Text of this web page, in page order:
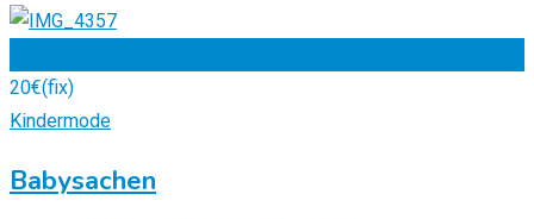
20€(fix)
Kindermode
Babysachen